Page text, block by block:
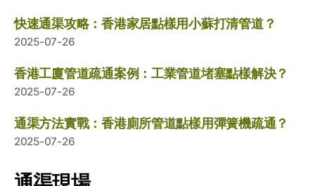
快速通渠攻略：香港家居點樣用小蘇打清管道？
2025-07-26
香港工廈管道疏通案例：工業管道堵塞點樣解決？
2025-07-26
通渠方法實戰：香港廁所管道點樣用彈簧機疏通？
2025-07-26